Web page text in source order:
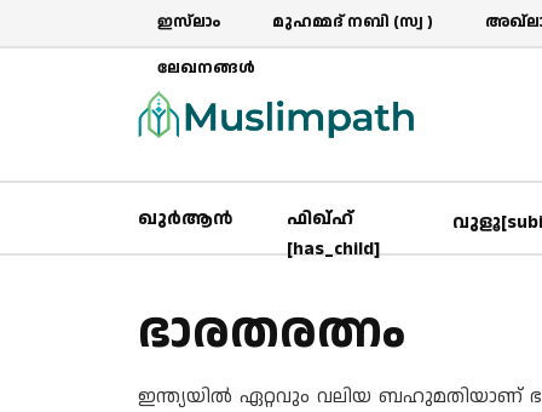
ഇസ്‌ലാം മുഹമ്മദ് നബി (സ്വ )
ലേഖനങ്ങൾ
ഖുർആൻ
ഫിഖ്ഹ്
[has_child]
ഭാരതരത്നം
ഇന്ത്യയിൽ ഏറ്റവും വലിയ ബഹുമതിയാണ്